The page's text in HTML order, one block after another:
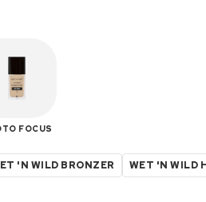
FOCUS
'N WILD BRONZER WET 'N WILD